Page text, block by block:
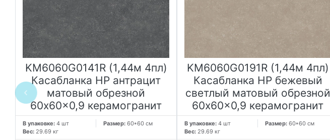
KM6060G0141R (1,44м 4пл)
Касабланка HP антрацит
матовый обрезной
60x60x0,9 керамогранит
В упаковке: 4 шт Размер: 60*60 см
Вес: 29.69 кг
KM6060G0191R (1,44м 4пл)
Касабланка HP бежевый
светлый матовый обрезной
60x60x0,9 керамогранит
В упаковке: 4 шт Размер: 60*60 см
Вес: 29.69 кг